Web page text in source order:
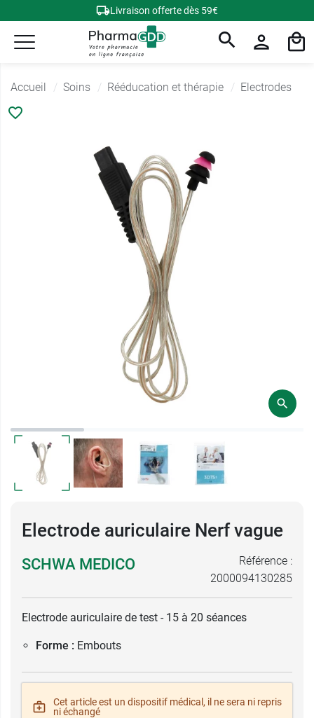
Livraison offerte dès 59€
Accueil Soins Rééducation et thérapie Electrodes
Electrode auriculaire Nerf vague
SCHWA MEDICO
Référence :
2000094130285
Electrode auriculaire de test - 15 à 20 séances
Forme : Embouts
Cet article est un dispositif médical, il ne sera ni repris
ni échangé